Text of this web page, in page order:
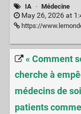
IA · Médecine
May 26, 2026 at
https://www.lemonde.fr/sciences/article/2026/01/12/
« Comment
cherche à
médecins de
patients